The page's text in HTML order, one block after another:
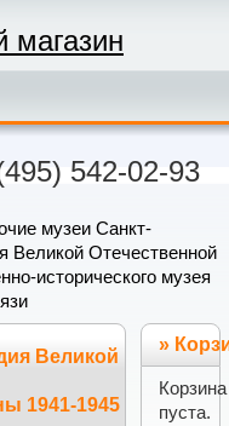
магазин
542-02-93
музеи Санкт-
Отечественной
исторического музея
Великой
1941-1945
»
Корзина
пуста.